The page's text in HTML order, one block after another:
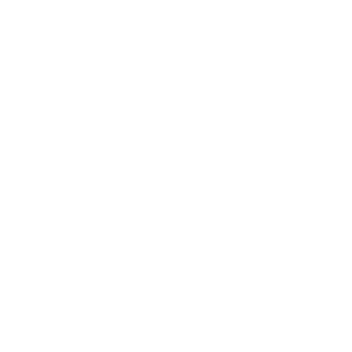
Trinkwasserdesinfektion in New York und Mülheim
mittels Strahlung desinfiziert. Tag für Tag strömen hier
tatsächlich durch die Strahlung getroffen werden,
Ost und Styrum-West im nordrhein-westfälischen
Auch Brauereien lassen das Wasser für ihre
die UV-Lampen integriert sind. Besonders in Asien
Mit der Bedrohung durch das Coronavirus ist die
das Licht,
außen durch fest installierte Lampen und von innen
der Viren vernichten. Das sei erheblich günstiger und
Komplett können die UV-Strahlen die klassische
die Strahlen nicht hingelangen. Im Anschluss an die